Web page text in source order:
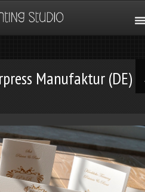
Manufaktur (DE)